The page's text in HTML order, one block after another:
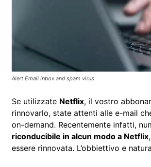
Alert Email inbox and spam virus
Se utilizzate Netflix, il vostro
rinnovarlo, state attenti alle e-mail
on-demand. Recentemente infatti,
riconducibile in alcun modo a Netflix
essere rinnovata. L’obbiettivo e